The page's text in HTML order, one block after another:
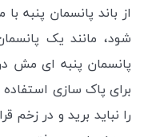
از باند پانسمان پنبه
شود، مانند یک
پانسمان پنبه ای مش
برای پاک سازی
را نباید برید و در زخم